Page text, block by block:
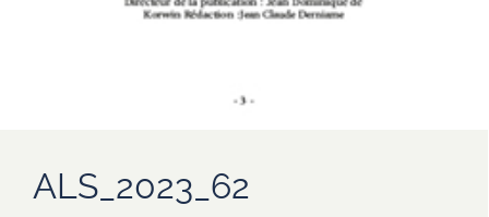
ALS_2023_62